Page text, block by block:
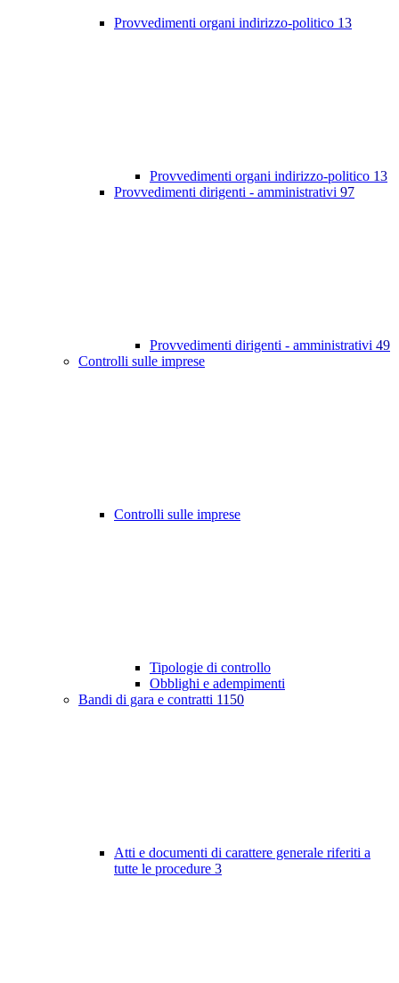
Provvedimenti organi indirizzo-politico 13
Provvedimenti organi indirizzo-politico 13
Provvedimenti dirigenti - amministrativi 97
Provvedimenti dirigenti - amministrativi 49
Controlli sulle imprese
Controlli sulle imprese
Tipologie di controllo
Obblighi e adempimenti
Bandi di gara e contratti 1150
Atti e documenti di carattere generale riferiti a
tutte le procedure 3